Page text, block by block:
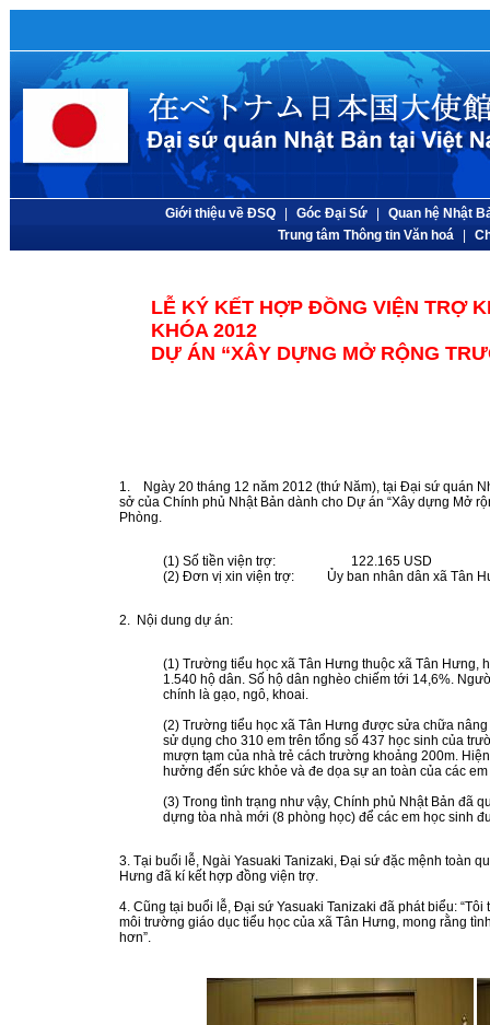
Giới thiệu về ĐSQ Góc Đại Sứ
Quan hệ Nhật
Trung tâm Thông tin Văn hoá
LỄ KÝ KẾT HỢP ĐỒNG VIỆN TRỢ
KHÓA 2012
DỰ ÁN “XÂY DỰNG MỞ RỘNG
1. Ngày 20 tháng 12 năm 2012 (thứ Năm), tại Đại sứ quán
sở của Chính phủ Nhật Bản dành cho Dự án “Xây dựng Mở
Phòng.
(1) Số tiền viện trợ: 122.165 USD
(2) Đơn vị xin viện trợ: Ủy ban nhân dân xã Tân
2. Nội dung dự án:
(1) Trường tiểu học xã Tân Hưng thuộc xã Tân Hưng,
1.540 hộ dân. Số hộ dân nghèo chiếm tới 14,6%.
chính là gạo, ngô, khoai.
(2) Trường tiểu học xã Tân Hưng được sửa chữa
sử dụng cho 310 em trên tổng số 437 học sinh của
mượn tạm của nhà trẻ cách trường khoảng 200m.
hưởng đến sức khỏe và đe dọa sự an toàn của các
(3) Trong tình trạng như vậy, Chính phủ Nhật Bản đã
dựng tòa nhà mới (8 phòng học) để các em học sinh
3. Tại buổi lễ, Ngài Yasuaki Tanizaki, Đại sứ đặc mệnh toàn
Hưng đã kí kết hợp đồng viện trợ.
4. Cũng tại buổi lễ, Đại sứ Yasuaki Tanizaki đã phát biểu:
môi trường giáo dục tiểu học của xã Tân Hưng, mong rằng
hơn”.